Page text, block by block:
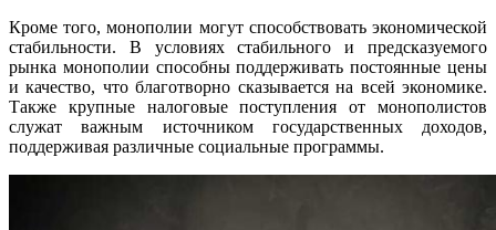
Кроме того, монополии могут способствовать экономической
стабильности. В условиях стабильного и предсказуемого
рынка монополии способны поддерживать постоянные цены
и качество, что благотворно сказывается на всей экономике.
Также крупные налоговые поступления от монополистов
служат важным источником государственных доходов,
поддерживая различные социальные программы.